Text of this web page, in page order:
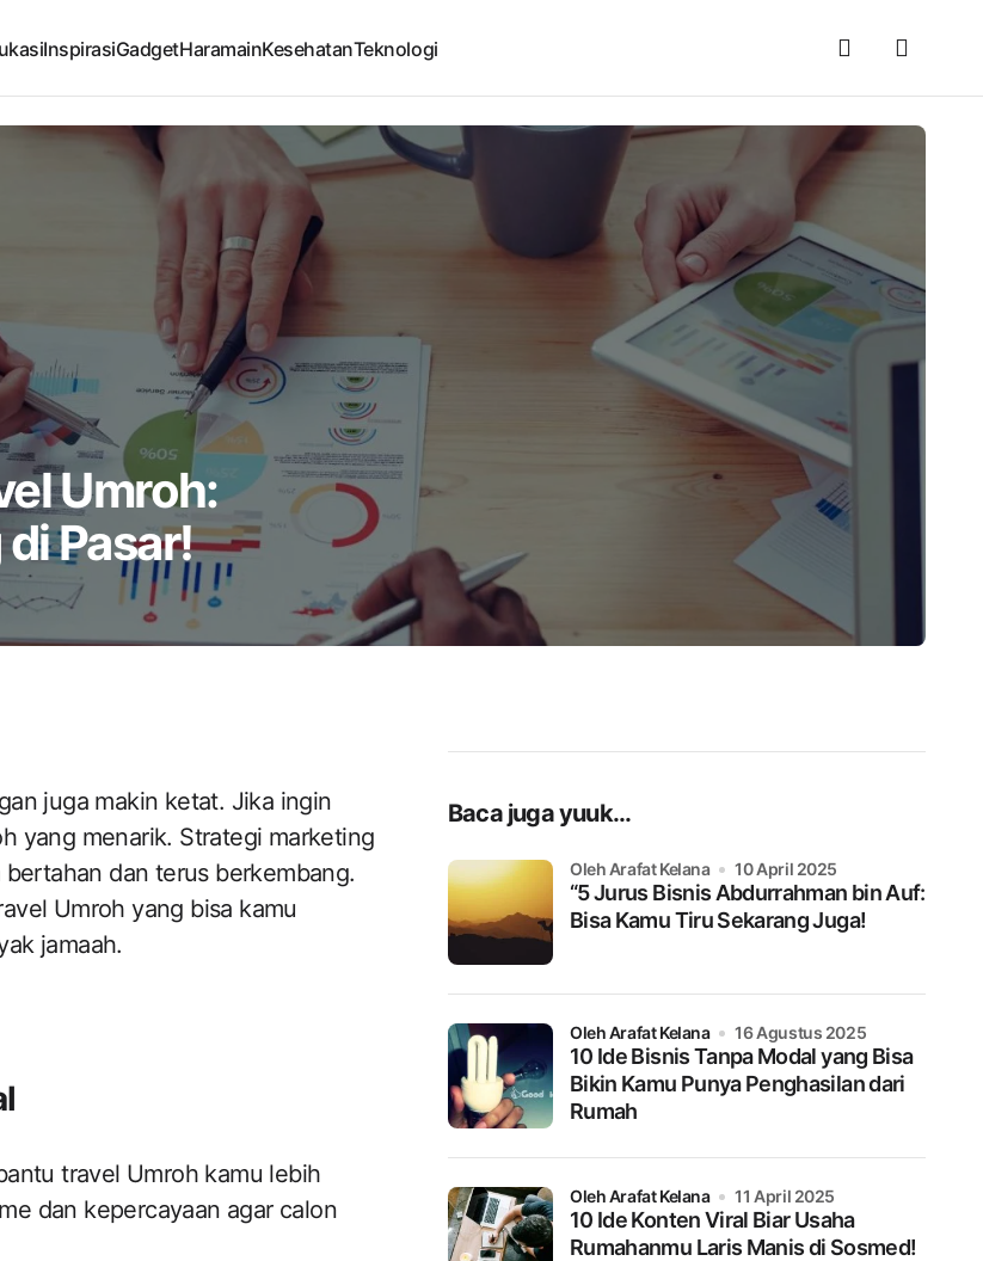
InspirasiGadgetHaramainKesehatanTeknologi
Umroh:
Pasar!
juga makin ketat. Jika ingin
yang menarik. Strategi marketing
dan terus berkembang.
Umroh yang bisa kamu
jamaah.
travel Umroh kamu lebih
dan kepercayaan agar calon
Baca juga yuuk...
“5 Jurus Bisnis Abdurrahman bin Auf:
Bisa Kamu Tiru Sekarang Juga!
oleh Arafat Kelana 10 April 2025
10 Ide Bisnis Tanpa Modal yang Bisa
Bikin Kamu Punya Penghasilan dari
Rumah
oleh Arafat Kelana 16 Agustus 2025
10 Ide Konten Viral Biar Usaha
Rumahanmu Laris Manis di Sosmed!
oleh Arafat Kelana 11 April 2025